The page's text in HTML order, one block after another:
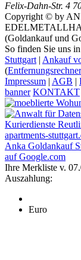
Felix-Dahn-Str. 4
Copyright © by
(Goldankauf und
So finden Sie uns
Stuttgart | Ankauf
(
Impressum | AGB |
banner KONTAKT
Kurierdienste
apartments-
Anka Goldankauf
auf Google.com
Ihre Merkliste v.
Auszahlung:
Euro